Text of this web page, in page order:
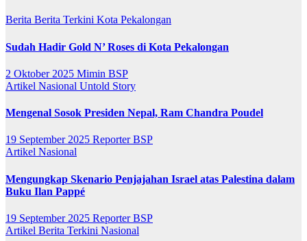
Berita Berita Terkini Kota Pekalongan
Sudah Hadir Gold N’ Roses di Kota Pekalongan
2 Oktober 2025 Mimin BSP
Artikel Nasional Untold Story
Mengenal Sosok Presiden Nepal, Ram Chandra Poudel
19 September 2025 Reporter BSP
Artikel Nasional
Mengungkap Skenario Penjajahan Israel atas Palestina dalam
Buku Ilan Pappé
19 September 2025 Reporter BSP
Artikel Berita Terkini Nasional